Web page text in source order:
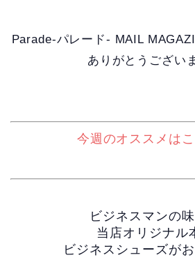
Parade-パレード- MAIL
ありがとうござい
今週のオススメはこ
ビジネスマンの味
当店オリジナル
ビジネスシューズがお